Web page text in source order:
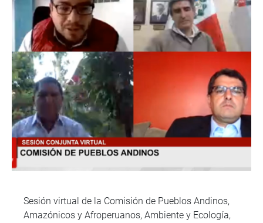
Sesión virtual de la Comisión de Pueblos Andinos,
Amazónicos y Afroperuanos, Ambiente y Ecología,